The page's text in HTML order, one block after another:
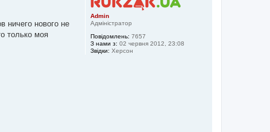
Admin
Адміністратор
Повідомлень: 7657
З нами з: 02 червня 2012, 23:08
Звідки: Херсон
ничего нового не
только моя